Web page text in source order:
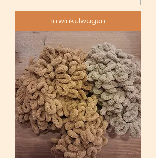
In winkelwagen